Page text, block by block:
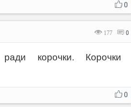
0
177 0
корочки. Корочки
0